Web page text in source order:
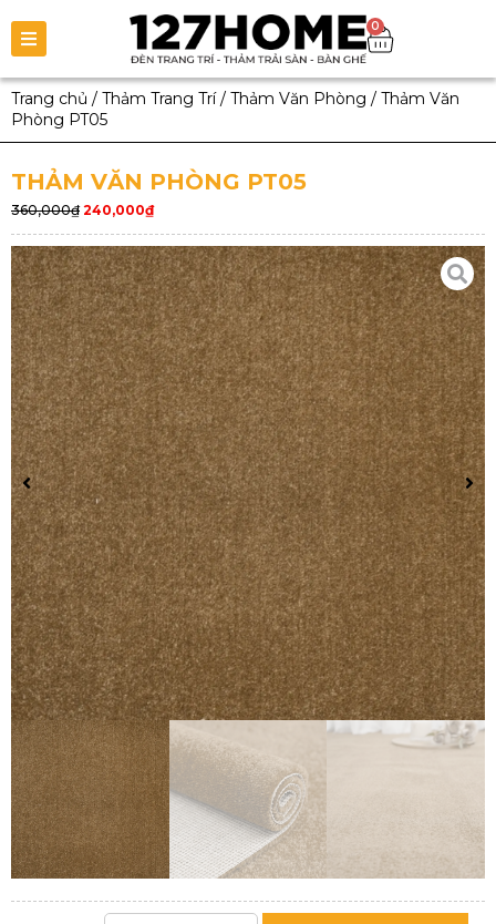
0
Trang chủ / Thảm Trang Trí/ Thảm Văn Phòng / Thảm Văn
Phòng PT05
THẢM VĂN PHÒNG PT05
360,000₫ 240,000₫